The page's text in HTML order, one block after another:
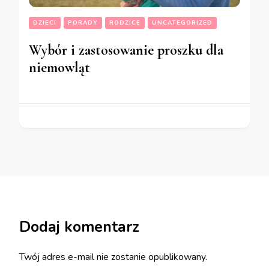
DZIECI PORADY RODZICE UNCATEGORIZED
Wybór i zastosowanie proszku dla
niemowląt
Dodaj komentarz
Twój adres e-mail nie zostanie opublikowany.